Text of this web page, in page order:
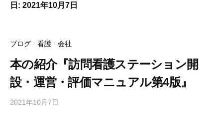
r
n
E
c
日: 2021年10月7日
ブログ / 看護 / 会社
本の紹介『訪問看護ステーション開
設・運営・評価マニュアル第4版』
2021年10月7日